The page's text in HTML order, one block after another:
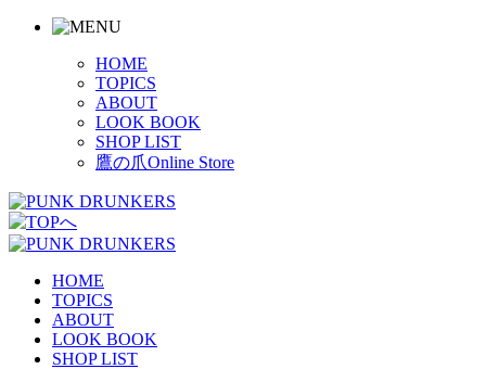
HOME
TOPICS
ABOUT
LOOK BOOK
SHOP LIST
鷹の爪Online Store
HOME
TOPICS
ABOUT
LOOK BOOK
SHOP LIST